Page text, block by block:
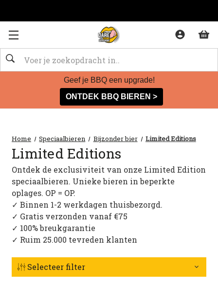
Zoeken
Geef je BBQ een upgrade!
ONTDEK BBQ BIEREN >
Home Speciaalbieren Bijzonder bier Limited Editions
Limited Editions
Ontdek de exclusiviteit van onze Limited Edition
speciaalbieren. Unieke bieren in beperkte
oplages. OP = OP.
✓ Binnen 1-2 werkdagen thuisbezorgd.
✓ Gratis verzonden vanaf €75
✓ 100% breukgarantie
✓ Ruim 25.000 tevreden klanten
Selecteer filter